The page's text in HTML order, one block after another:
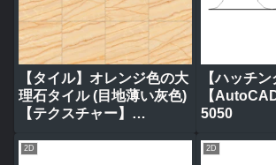
【タイル】オレンジ色の大
理石タイル (目地薄い灰色)
【テクスチャー】
【ハッチ
【
5050
2D 2D